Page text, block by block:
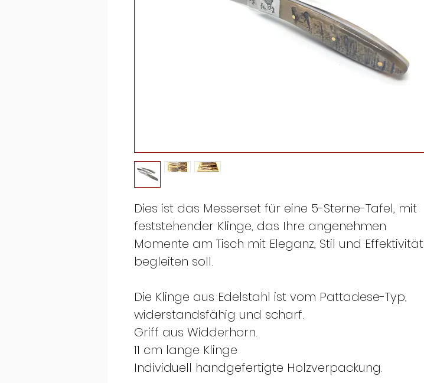
Dies ist das Messerset für eine 5-Sterne-Tafel, mit
feststehender Klinge, das Ihre angenehmen
Momente am Tisch mit Eleganz, Stil und Effektivität
begleiten soll.
Die Klinge aus Edelstahl ist vom Pattadese-Typ,
widerstandsfähig und scharf.
Griff aus Widderhorn.
11 cm lange Klinge
Individuell handgefertigte Holzverpackung.